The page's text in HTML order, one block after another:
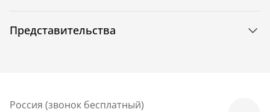
Представительства
Россия (звонок бесплатный)